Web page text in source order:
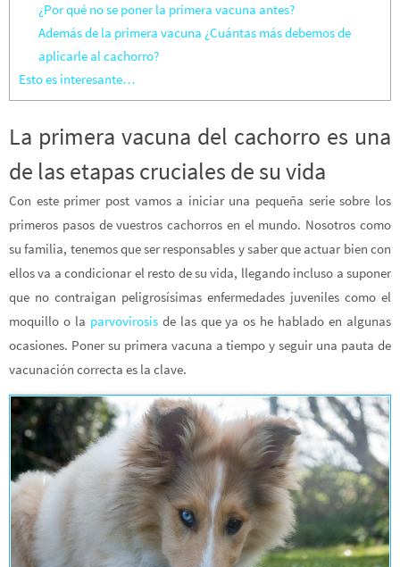
¿Por qué no se poner la primera vacuna antes?
Además de la primera vacuna ¿Cuántas más debemos de
aplicarle al cachorro?
Esto es interesante…
La primera vacuna del cachorro es una
de las etapas cruciales de su vida
Con este primer post vamos a iniciar una pequeña serie sobre los
primeros pasos de vuestros cachorros en el mundo. Nosotros como
su familia, tenemos que ser responsables y saber que actuar bien con
ellos va a condicionar el resto de su vida, llegando incluso a suponer
que no contraigan peligrosísimas enfermedades juveniles como el
moquillo o la parvovirosisde las que ya os he hablado en algunas
ocasiones. Poner su primera vacuna a tiempo y seguir una pauta de
vacunación correcta es la clave.